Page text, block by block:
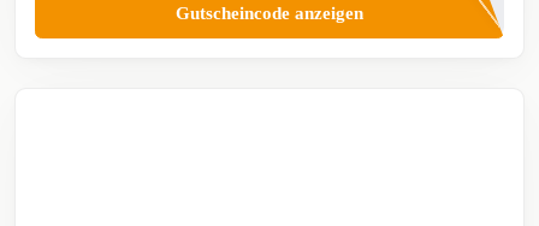
Gutscheincode anzeigen